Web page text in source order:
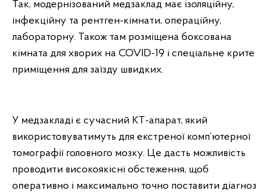
Так, модернізований медзаклад має ізоляційну,
інфекційну та рентген-кімнати, операційну,
лабораторну. Також там розміщена боксована
кімната для хворих на COVID-19 і спеціальне крите
приміщення для заїзду швидких.
У медзакладі є сучасний КТ-апарат, який
використовуватимуть для екстреної комп’ютерної
томографії головного мозку. Це дасть можливість
проводити високоякісні обстеження, щоб
оперативно і максимально точно поставити діагноз